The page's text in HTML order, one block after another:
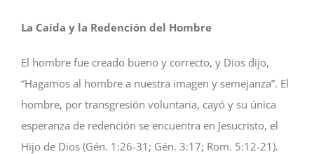
La Caída y la Redención del Hombre
El hombre fue creado bueno y correcto, y Dios dijo,
“Hagamos al hombre a nuestra imagen y semejanza”. El
hombre, por transgresión voluntaria, cayó y su única
esperanza de redención se encuentra en Jesucristo, el
Hijo de Dios (Gén. 1:26-31; Gén. 3:17; Rom. 5:12-21).